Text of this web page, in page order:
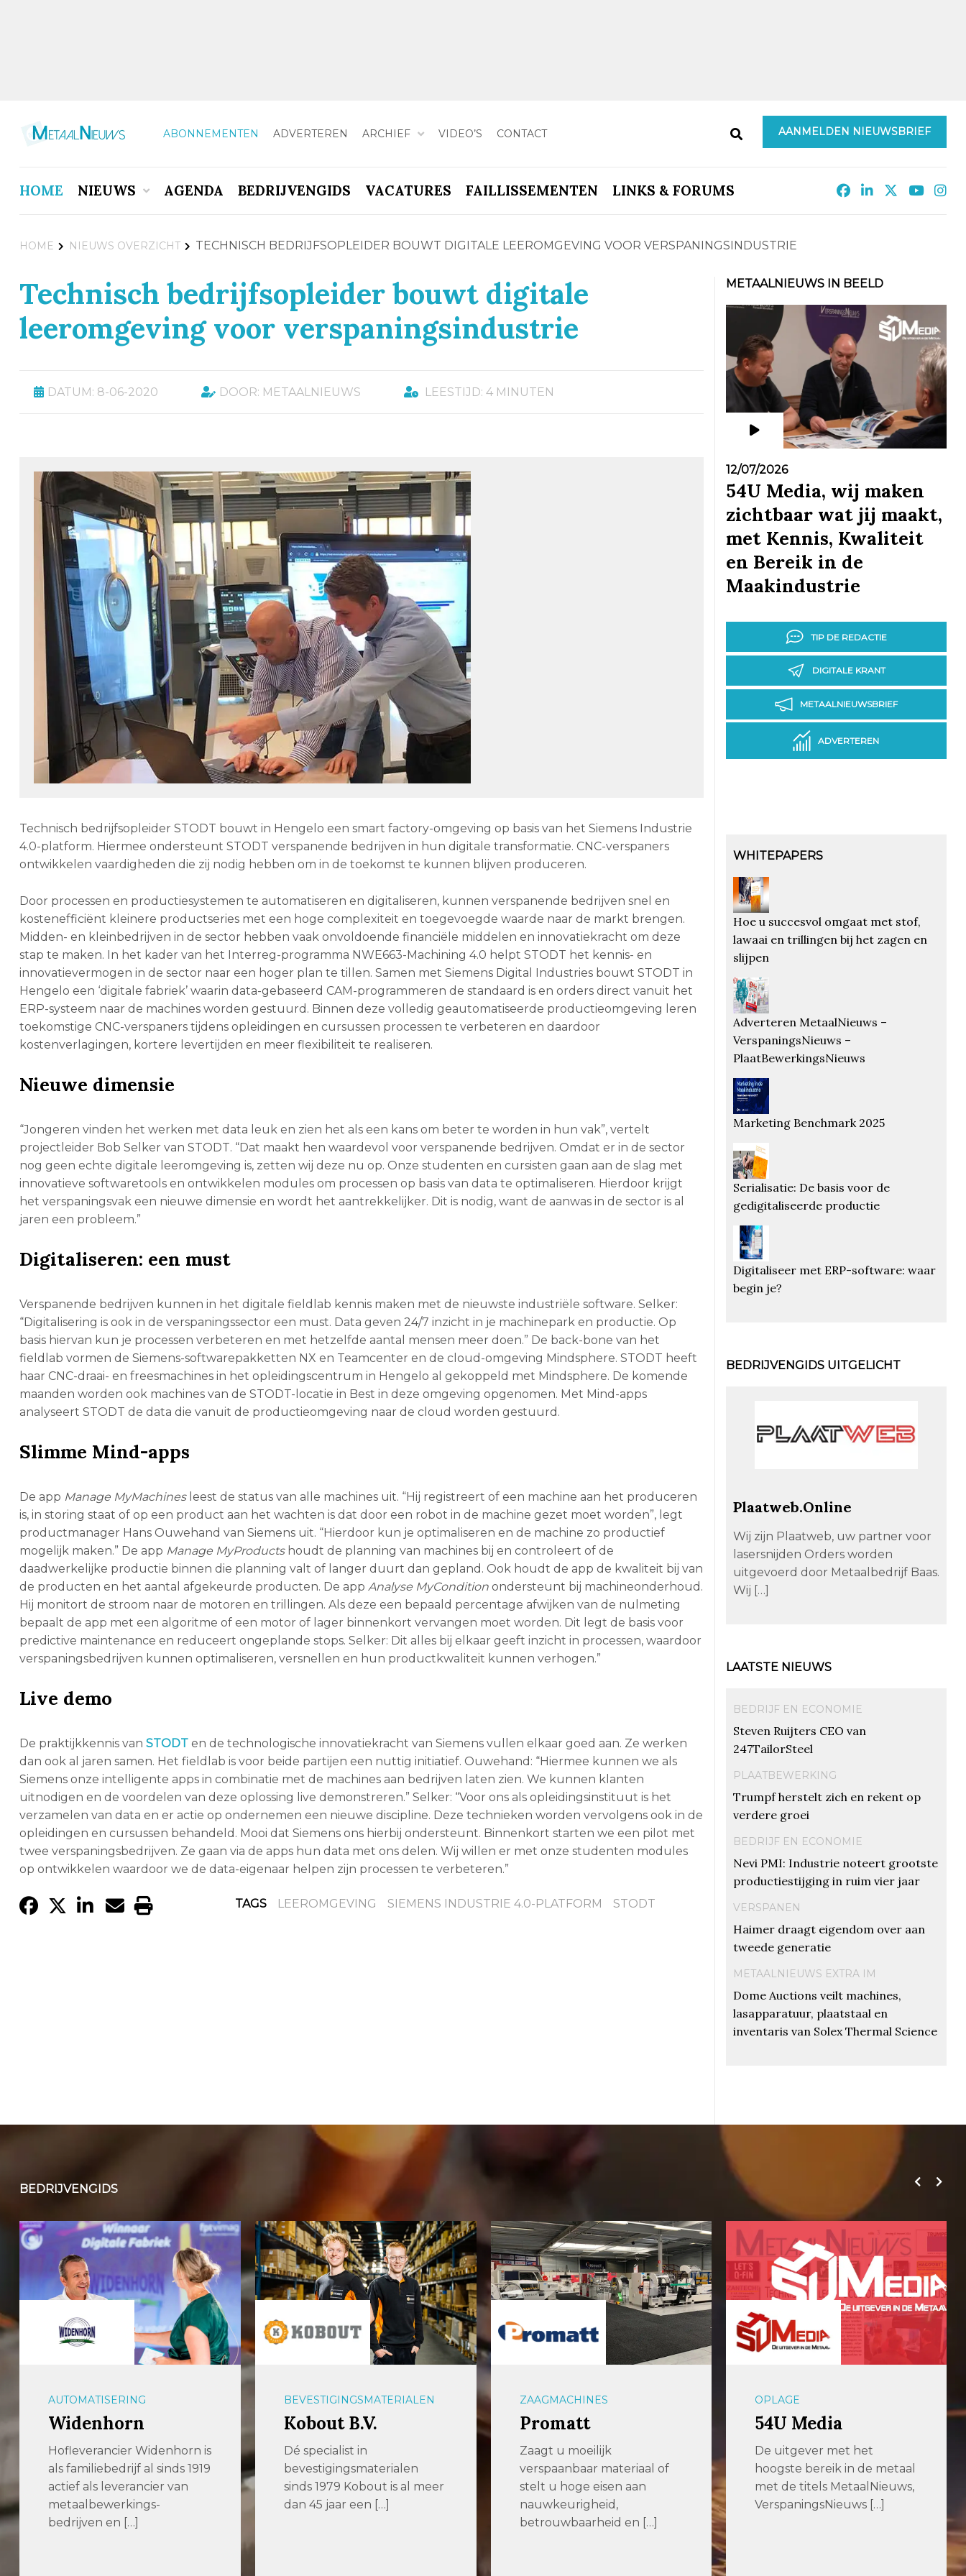
ABONNEMENTEN ADVERTEREN ARCHIEF VIDEO’S CONTACT AANMELDEN NIEUWSBRIEF
HOME NIEUWS AGENDA BEDRIJVENGIDS VACATURES FAILLISSEMENTEN LINKS & FORUMS
HOME NIEUWS OVERZICHT TECHNISCH BEDRIJFSOPLEIDER BOUWT DIGITALE LEEROMGEVING VOOR VERSPANINGSINDUSTRIE
Technisch bedrijfsopleider bouwt digitale
leeromgeving voor verspaningsindustrie
DATUM: 8-06-2020 DOOR: METAALNIEUWS LEESTIJD: 4 MINUTEN
Technisch bedrijfsopleider STODT bouwt in Hengelo een smart factory-omgeving op basis van het Siemens Industrie
4.0-platform. Hiermee ondersteunt STODT verspanende bedrijven in hun digitale transformatie. CNC-verspaners
ontwikkelen vaardigheden die zij nodig hebben om in de toekomst te kunnen blijven produceren.
Door processen en productiesystemen te automatiseren en digitaliseren, kunnen verspanende bedrijven snel en
kostenefficiënt kleinere productseries met een hoge complexiteit en toegevoegde waarde naar de markt brengen.
Midden- en kleinbedrijven in de sector hebben vaak onvoldoende financiële middelen en innovatiekracht om deze
stap te maken. In het kader van het Interreg-programma NWE663-Machining 4.0 helpt STODT het kennis- en
innovatievermogen in de sector naar een hoger plan te tillen. Samen met Siemens Digital Industries bouwt STODT in
Hengelo een ‘digitale fabriek’ waarin data-gebaseerd CAM-programmeren de standaard is en orders direct vanuit het
ERP-systeem naar de machines worden gestuurd. Binnen deze volledig geautomatiseerde productieomgeving leren
toekomstige CNC-verspaners tijdens opleidingen en cursussen processen te verbeteren en daardoor
kostenverlagingen, kortere levertijden en meer flexibiliteit te realiseren.
Nieuwe dimensie
“Jongeren vinden het werken met data leuk en zien het als een kans om beter te worden in hun vak”, vertelt
projectleider Bob Selker van STODT. “Dat maakt hen waardevol voor verspanende bedrijven. Omdat er in de sector
nog geen echte digitale leeromgeving is, zetten wij deze nu op. Onze studenten en cursisten gaan aan de slag met
innovatieve softwaretools en ontwikkelen modules om processen op basis van data te optimaliseren. Hierdoor krijgt
het verspaningsvak een nieuwe dimensie en wordt het aantrekkelijker. Dit is nodig, want de aanwas in de sector is al
jaren een probleem.”
Digitaliseren: een must
Verspanende bedrijven kunnen in het digitale fieldlab kennis maken met de nieuwste industriële software. Selker:
“Digitalisering is ook in de verspaningssector een must. Data geven 24/7 inzicht in je machinepark en productie. Op
basis hiervan kun je processen verbeteren en met hetzelfde aantal mensen meer doen.” De back-bone van het
fieldlab vormen de Siemens-softwarepakketten NX en Teamcenter en de cloud-omgeving Mindsphere. STODT heeft
haar CNC-draai- en freesmachines in het opleidingscentrum in Hengelo al gekoppeld met Mindsphere. De komende
maanden worden ook machines van de STODT-locatie in Best in deze omgeving opgenomen. Met Mind-apps
analyseert STODT de data die vanuit de productieomgeving naar de cloud worden gestuurd.
Slimme Mind-apps
De app Manage MyMachinesleest de status van alle machines uit. “Hij registreert of een machine aan het produceren
is, in storing staat of op een product aan het wachten is dat door een robot in de machine gezet moet worden”, legt
productmanager Hans Ouwehand van Siemens uit. “Hierdoor kun je optimaliseren en de machine zo productief
mogelijk maken.” De app Manage MyProductshoudt de planning van machines bij en controleert of de
daadwerkelijke productie binnen die planning valt of langer duurt dan gepland. Ook houdt de app de kwaliteit bij van
de producten en het aantal afgekeurde producten. De app Analyse MyCondition ondersteunt bij machineonderhoud.
Hij monitort de stroom naar de motoren en trillingen. Als deze een bepaald percentage afwijken van de nulmeting
bepaalt de app met een algoritme of een motor of lager binnenkort vervangen moet worden. Dit legt de basis voor
predictive maintenance en reduceert ongeplande stops. Selker: Dit alles bij elkaar geeft inzicht in processen, waardoor
verspaningsbedrijven kunnen optimaliseren, versnellen en hun productkwaliteit kunnen verhogen.”
Live demo
De praktijkkennis van STODTen de technologische innovatiekracht van Siemens vullen elkaar goed aan. Ze werken
dan ook al jaren samen. Het fieldlab is voor beide partijen een nuttig initiatief. Ouwehand: “Hiermee kunnen we als
Siemens onze intelligente apps in combinatie met de machines aan bedrijven laten zien. We kunnen klanten
uitnodigen en de voordelen van deze oplossing live demonstreren.” Selker: “Voor ons als opleidingsinstituut is het
verzamelen van data en er actie op ondernemen een nieuwe discipline. Deze technieken worden vervolgens ook in de
opleidingen en cursussen behandeld. Mooi dat Siemens ons hierbij ondersteunt. Binnenkort starten we een pilot met
twee verspaningsbedrijven. Ze gaan via de apps hun data met ons delen. Wij willen er met onze studenten modules
op ontwikkelen waardoor we de data-eigenaar helpen zijn processen te verbeteren.”
TAGS LEEROMGEVING SIEMENS INDUSTRIE 4.0-PLATFORM STODT
METAALNIEUWS IN BEELD
12/07/2026
54U Media, wij maken
zichtbaar wat jij maakt,
met Kennis, Kwaliteit
en Bereik in de
Maakindustrie
TIP DE REDACTIE
DIGITALE KRANT
METAALNIEUWSBRIEF
ADVERTEREN
WHITEPAPERS
Hoe u succesvol omgaat met stof,
lawaai en trillingen bij het zagen en
slijpen
Adverteren MetaalNieuws –
VerspaningsNieuws –
PlaatBewerkingsNieuws
Marketing Benchmark 2025
Serialisatie: De basis voor de
gedigitaliseerde productie
Digitaliseer met ERP-software: waar
begin je?
BEDRIJVENGIDS UITGELICHT
Plaatweb.Online
Wij zijn Plaatweb, uw partner voor
lasersnijden Orders worden
uitgevoerd door Metaalbedrijf Baas.
Wij […]
LAATSTE NIEUWS
BEDRIJF EN ECONOMIE
Steven Ruijters CEO van
247TailorSteel
PLAATBEWERKING
Trumpf herstelt zich en rekent op
verdere groei
BEDRIJF EN ECONOMIE
Nevi PMI: Industrie noteert grootste
productiestijging in ruim vier jaar
VERSPANEN
Haimer draagt eigendom over aan
tweede generatie
METAALNIEUWS EXTRA IM
Dome Auctions veilt machines,
lasapparatuur, plaatstaal en
inventaris van Solex Thermal Science
BEDRIJVENGIDS
AUTOMATISERING
Widenhorn
Hofleverancier Widenhorn is
als familiebedrijf al sinds 1919
actief als leverancier van
metaalbewerkings-
bedrijven en […]
BEVESTIGINGSMATERIALEN
Kobout B.V.
Dé specialist in
bevestigingsmaterialen
sinds 1979 Kobout is al meer
dan 45 jaar een […]
ZAAGMACHINES
Promatt
Zaagt u moeilijk
verspaanbaar materiaal of
stelt u hoge eisen aan
nauwkeurigheid,
betrouwbaarheid en […]
OPLAGE
54U Media
De uitgever met het
hoogste bereik in de metaal
met de titels MetaalNieuws,
VerspaningsNieuws […]